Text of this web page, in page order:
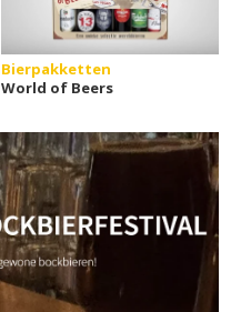
Bierpakketten
World of Beers